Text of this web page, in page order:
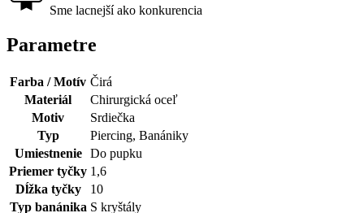
Sme lacnejší ako konkurencia
Parametre
Farba / Motív Čirá
Materiál
Chirurgická oceľ
Motiv
Srdiečka
Typ
Piercing, Banániky
Umiestnenie
Do pupku
Priemer tyčky 1,6
Dĺžka tyčky
10
Typ banánika S kryštály